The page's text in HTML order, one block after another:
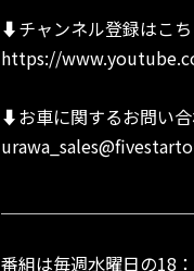
⬇︎チャンネル登録はこち
https://
⬇︎お車に関するお問い
番組は毎週水曜日の18